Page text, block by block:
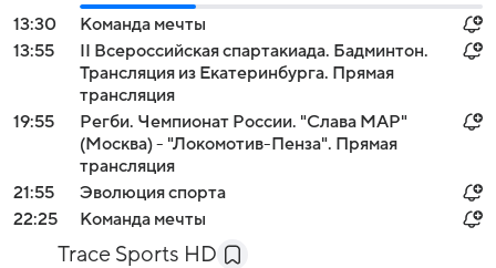
13:30
Команда мечты
13:55
II Всероссийская спартакиада. Бадминтон.
Трансляция из Екатеринбурга. Прямая
трансляция
19:55
Регби. Чемпионат России. "Слава МАР"
(Москва) - "Локомотив-Пенза". Прямая
трансляция
21:55
Эволюция спорта
22:25
Команда мечты
Trace Sports HD